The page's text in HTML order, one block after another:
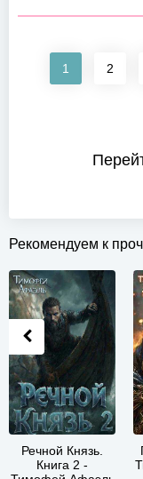
1 2
Рекомендуем к
Речной Князь.
Книга 2 -